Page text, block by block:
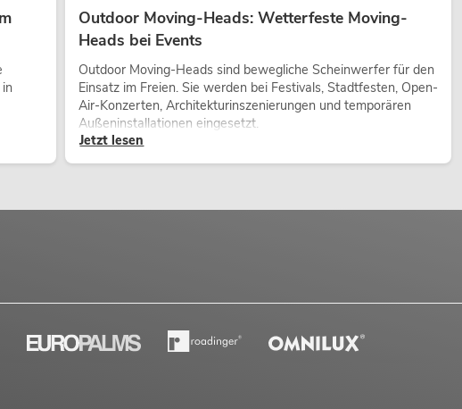
Outdoor Moving-Heads: Wetterfeste Moving-
Heads bei Events
Outdoor Moving-Heads sind bewegliche Scheinwerfer für den
Einsatz im Freien. Sie werden bei Festivals, Stadtfesten, Open-
Air-Konzerten, Architekturinszenierungen und temporären
Außeninstallationen eingesetzt.
Jetzt lesen